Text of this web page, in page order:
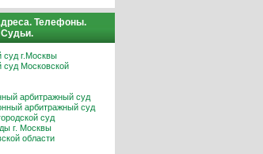
Телефоны.
Судьи.
суд г.Москвы
суд Московской
арбитражный суд
арбитражный суд
суд
г. Москвы
области